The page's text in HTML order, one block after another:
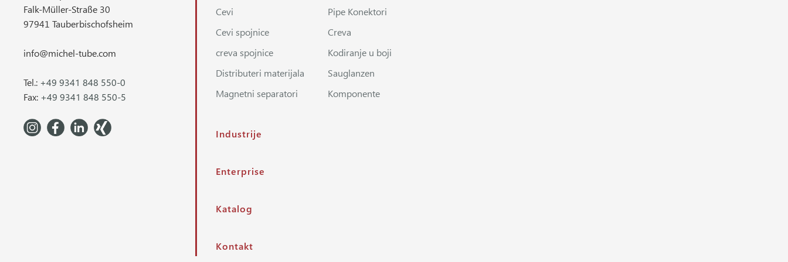
Falk-Müller-Straße 30
97941 Tauberbischofsheim
info@michel-tube.com
Tel.: +49 9341 848 550-0
Fax: +49 9341 848 550-5
Cevi
Pipe Konektori
Cevi spojnice
Creva
creva spojnice
Kodiranje u boji
Distributeri materijala
Sauglanzen
Magnetni separatori
Komponente
Industrije
Enterprise
Katalog
Kontakt